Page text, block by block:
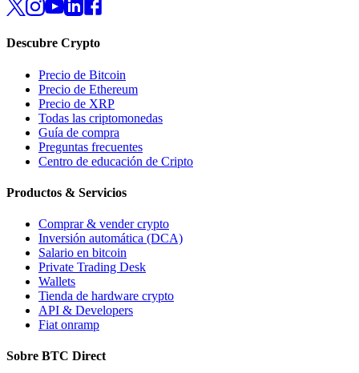
Descubre Crypto
Precio de Bitcoin
Precio de Ethereum
Precio de XRP
Todas las criptomonedas
Guía de compra
Preguntas frecuentes
Centro de educación de Cripto
Productos & Servicios
Comprar & vender crypto
Inversión automática (DCA)
Salario en bitcoin
Private Trading Desk
Wallets
Tienda de hardware crypto
API & Developers
Fiat onramp
Sobre BTC Direct